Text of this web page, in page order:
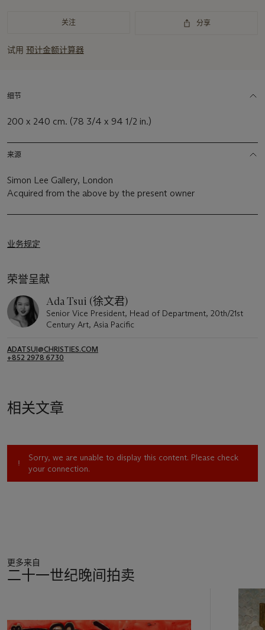
关注 分享
试用 预计金额计算器
细节
200 x 240 cm. (78 3/4 x 94 1/2 in.)
来源
Simon Lee Gallery, London
Acquired from the above by the present owner
业务规定
荣誉呈献
Ada Tsui (徐文君)
Senior Vice President, Head of Department, 20th/21st
Century Art, Asia Pacific
ADATSUI@CHRISTIES.COM
+852 2978 6730
相关文章
Sorry, we are unable to display this content. Please check
your connection.
更多来自
二十一世纪晚间拍卖
的